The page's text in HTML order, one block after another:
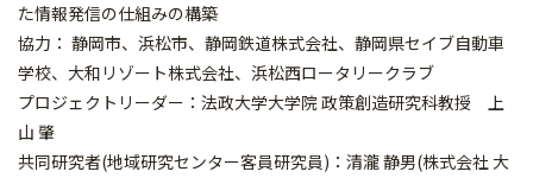
た情報発信の仕組みの構築
協力： 静岡市、浜松市、静岡鉄道株式会社、静岡県セイブ自動車
学校、大和リゾート株式会社、浜松西ロータリークラブ
プロジェクトリーダー：法政大学大学院 政策創造研究科教授 上
山 肇
共同研究者(地域研究センター客員研究員)：清瀧 静男(株式会社 大